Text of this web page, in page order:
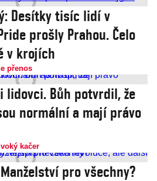
Desítky tisíc lidí v
prošly Prahou. Čelo
v krojích
přenos
lidovci. Bůh potvrdil, že
normální a mají právo
kačer
pro všechny?